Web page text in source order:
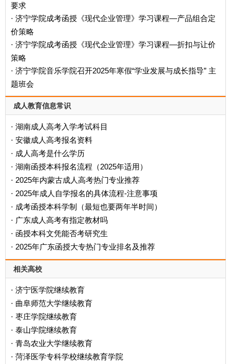
要求
· 济宁学院成考函授《现代企业管理》学习课程—产品组合定
价策略
· 济宁学院成考函授《现代企业管理》学习课程—折扣与让价
策略
· 济宁学院音乐学院召开2025年寒假“学业发展与成长指导” 主
题班会
成人教育信息常识
· 湖南成人高考入学考试科目
· 安徽成人高考报名资料
· 成人高考是什么学历
· ‌湖南函授本科报名流程（2025年适用）‌
· 2025年内蒙古成人高考热门专业推荐
· 2025年成人自学报名的具体流程-注意事项
· 成考函授本科学制（最短也要两年半时间）
· 广东成人高考有指定教材吗
· 函授本科文凭能否考研究生
· 2025年广东函授大专热门专业排名及推荐
相关高校
· 济宁医学院继续教育
· 曲阜师范大学继续教育
· 枣庄学院继续教育
· 泰山学院继续教育
· 青岛农业大学继续教育
· 菏泽医学专科学校继续教育学院